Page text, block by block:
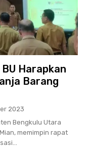
Harapkan
Barang
2023
Bengkulu Utara
memimpin rapat